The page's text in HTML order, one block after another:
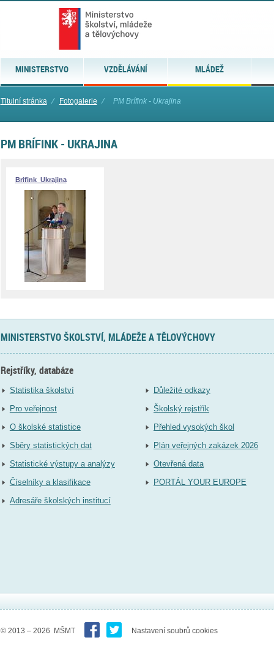
MINISTERSTVO VZDĚLÁVÁNÍ MLÁDEŽ
Titulní stránka ⁄ Fotogalerie ⁄ PM Brífink - Ukrajina
PM BRÍFINK - UKRAJINA
Brifink_Ukrajina
MINISTERSTVO ŠKOLSTVÍ, MLÁDEŽE A TĚLOVÝCHOVY
Rejstříky, databáze
Statistika školství
Pro veřejnost
O školské statistice
Sběry statistických dat
Statistické výstupy a analýzy
Číselníky a klasifikace
Adresáře školských institucí
Důležité odkazy
Školský rejstřík
Přehled vysokých škol
Plán veřejných zakázek 2026
Otevřená data
PORTÁL YOUR EUROPE
© 2013 – 2026 MŠMT Nastavení soubrů cookies